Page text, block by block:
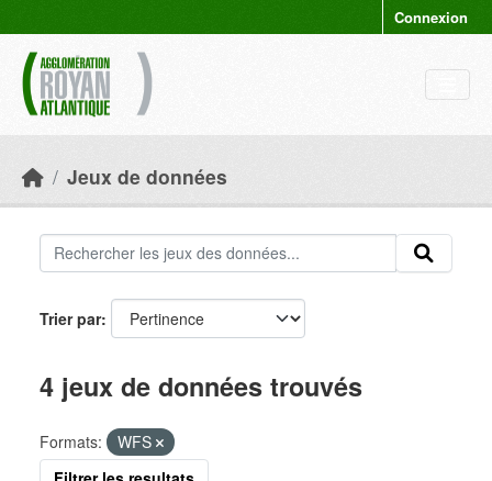
Connexion
Jeux de données
Trier par
4 jeux de données trouvés
Formats:
WFS